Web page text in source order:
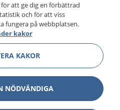
din hälsa och vård
hälsa och information om
du kan kontakta.
och göra dina
att ge dig en förbättrad
och för att viss
fungera på webbplatsen.
kakor
KAKOR
NÖDVÄNDIGA